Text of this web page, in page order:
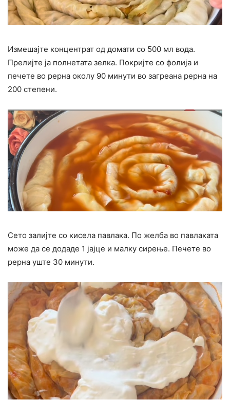
Измешајте концентрат од домати со 500 мл вода.
Прелијте ја полнетата зелка. Покријте со фолија и
печете во рерна околу 90 минути во загреана рерна на
200 степени.
Сето залијте со кисела павлака. По желба во павлаката
може да се додаде 1 јајце и малку сирење. Печете во
рерна уште 30 минути.